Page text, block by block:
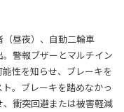
昼夜）、自動二輪車
。警報ブザーとマルチイン
性を知らせ、ブレーキを
。ブレーキを踏めなかっ
衝突回避または被害軽減